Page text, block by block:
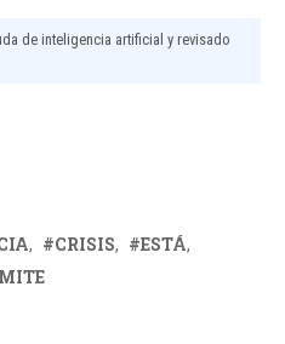
de inteligencia artificial y revisado
CRISIS
ESTÁ